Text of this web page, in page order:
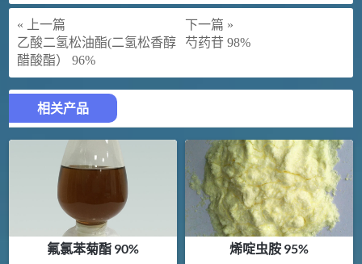
« 上一篇
乙酸二氢松油酯(二氢松香醇
醋酸酯） 96%
下一篇 »
芍药苷 98%
相关产品
氟氯苯菊酯 90% 烯啶虫胺 95%